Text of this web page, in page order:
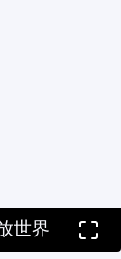
世界